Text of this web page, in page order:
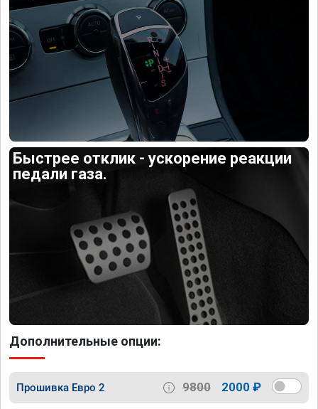
Быстрее отклик - ускорение реакции
педали газа.
Дополнительные опции:
Прошивка Евро 2 9800 2000 ₽